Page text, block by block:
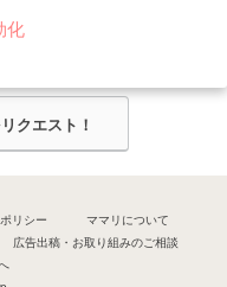
化事を作成させていただきま
クエスト！
リシー
ママリについて
広告出稿・お取り組みのご相談